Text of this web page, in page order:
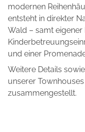
modernen
entsteht in direkter
Wald – samt eigener
und einer
Weitere Details
unserer
zusammengestellt.